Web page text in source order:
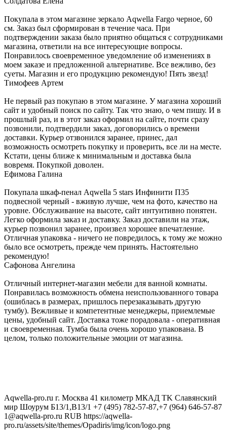
Покупала в этом магазине зеркало Aqwella Fargo черное, 60
см. Заказ был сформирован в течение часа. При
подтверждении заказа было приятно общаться с сотрудниками
магазина, ответили на все интересующие вопросы.
Понравилось своевременное уведомление об изменениях в
моем заказе и предложенной альтернативе. Все вежливо, без
суеты. Магазин и его продукцию рекомендую! Пять звезд!
Тимофеев Артем
Не первый раз покупаю в этом магазине. У магазина хороший
сайт и удобный поиск по сайту. Так что знаю, о чем пишу. И в
прошлый раз, и в этот заказ оформил на сайте, почти сразу
позвонили, подтвердили заказ, договорились о времени
доставки. Курьер отзвонился заранее, принес, дал
возможность осмотреть покупку и проверить, все ли на месте.
Кстати, цены ближе к минимальным и доставка была
вовремя. Покупкой доволен.
Ефимова Галина
Покупала шкаф-пенал Aqwella 5 stars Инфинити П35
подвесной черный - вживую лучше, чем на фото, качество на
уровне. Обслуживание на высоте, сайт интуитивно понятен.
Легко оформила заказ и доставку. Заказ доставили на этаж,
курьер позвонил заранее, произвел хорошее впечатление.
Отличная упаковка - ничего не повредилось, к тому же можно
было все осмотреть, прежде чем принять. Настоятельно
рекомендую!
Сафонова Ангелина
Отличный интернет-магазин мебели для ванной комнаты.
Понравилась возможность обмена неиспользованного товара
(ошиблась в размерах, пришлось перезаказывать другую
тумбу). Вежливые и компетентные менеджеры, приемлемые
цены, удобный сайт. Доставка тоже порадовала - оперативная
и своевременная. Тумба была очень хорошо упакована. В
целом, только положительные эмоции от магазина.
Aqwella-pro.ru г. Москва 41 километр МКАД TK Славянский
мир Шоурум Б13/1,В13/1 +7 (495) 782-57-87,+7 (964) 646-57-87
1@aqwella-pro.ru RUB https://aqwella-
pro.ru/assets/site/themes/Opadiris/img/icon/logo.png